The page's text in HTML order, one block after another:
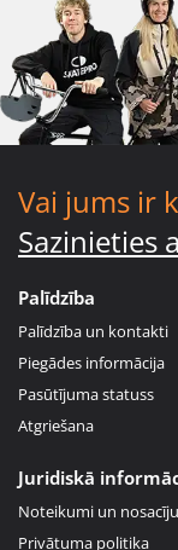
Vai jums ir
Sazinieties
Palīdzība
Palīdzība un kontakti
Piegādes informācija
Pasūtījuma statuss
Atgriešana
Juridiskā
Noteikumi un
Privātuma politika